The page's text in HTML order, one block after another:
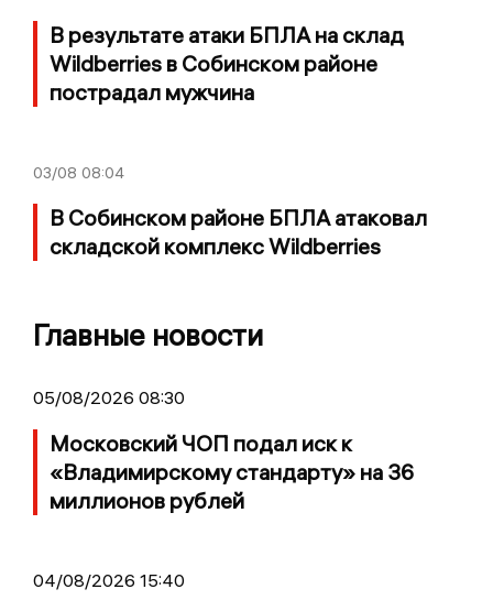
В результате атаки БПЛА на склад
Wildberries в Собинском районе
пострадал мужчина
03/08 08:04
В Собинском районе БПЛА атаковал
складской комплекс Wildberries
Главные новости
05/08/2026 08:30
Московский ЧОП подал иск к
«Владимирскому стандарту» на 36
миллионов рублей
04/08/2026 15:40